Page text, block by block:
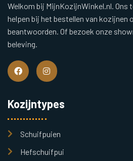
Welkom bij MijnKozijnWinkel.nl. Ons
helpen bij het bestellen van kozijnen
beantwoorden. Of bezoek onze
beleving.
Kozijntypes
Schuifpuien
Hefschuifpui